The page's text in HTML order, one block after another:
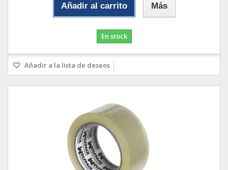
Añadir al carrito Más
En stock
Añadir a la lista de deseos